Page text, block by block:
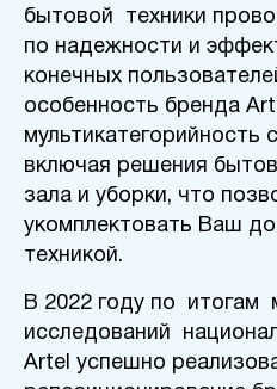
бытовой техники
по надежности и
конечных
особенность бренда
мультикатегорийность
включая решения
зала и уборки, что
укомплектовать Ваш
техникой.
В 2022 году по итогам
исследований
Artel успешно